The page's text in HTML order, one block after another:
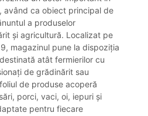
având ca obiect principal de
a produselor
și agricultură. Localizat pe
magazinul pune la dispoziția
atât fermierilor cu
de grădinărit sau
de produse acoperă
porci, vaci, oi, iepuri și
pentru fiecare